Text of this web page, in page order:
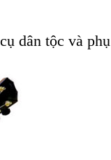
dân tộc và phụ